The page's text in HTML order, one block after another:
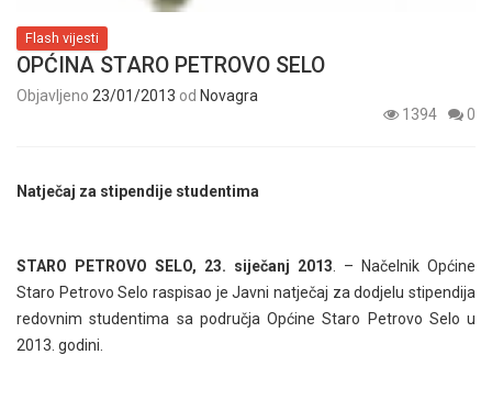
Flash vijesti
OPĆINA STARO PETROVO SELO
Objavljeno 23/01/2013 od Novagra
1394
0
Natječaj za stipendije studentima
STARO PETROVO SELO, 23. siječanj 2013. – Načelnik Općine
Staro Petrovo Selo raspisao je Javni natječaj za dodjelu stipendija
redovnim studentima sa područja Općine Staro Petrovo Selo u
2013. godini.